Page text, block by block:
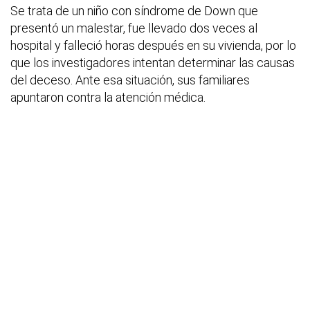
Se trata de un niño con síndrome de Down que
presentó un malestar, fue llevado dos veces al
hospital y falleció horas después en su vivienda, por lo
que los investigadores intentan determinar las causas
del deceso. Ante esa situación, sus familiares
apuntaron contra la atención médica.